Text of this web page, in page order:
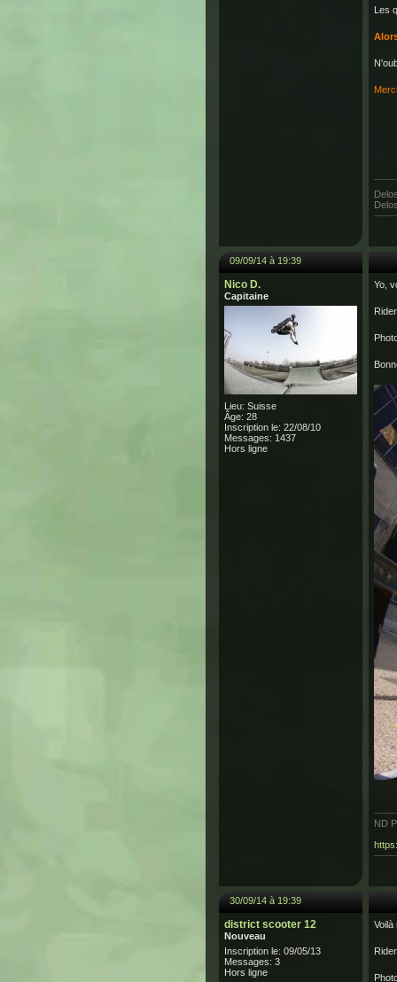
Les
09/09/14 à 19:39
Nico D.
Capitaine
Lieu: Suisse
Âge: 28
Inscription le: 22/08/10
Messages: 1437
Hors ligne
Yo,
ND
30/09/14 à 19:39
district scooter 12
Nouveau
Inscription le: 09/05/13
Messages: 3
Hors ligne
Voilà